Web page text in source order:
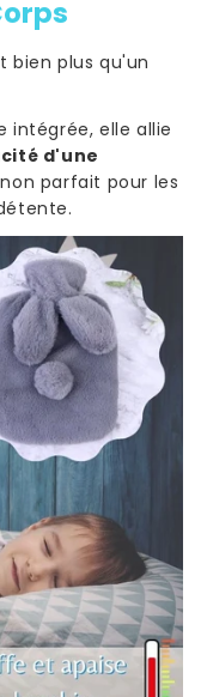
bien plus qu'un
intégrée, elle allie
d'une
parfait pour les